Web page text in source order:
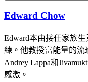
Edward Chow
Edward本由接任家族
練。他教授富能量的
Andrey Lappa和
感激。